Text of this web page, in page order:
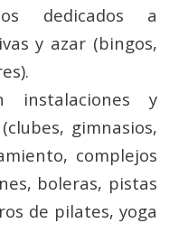
dedicados a
y azar (bingos,
instalaciones y
gimnasios,
complejos
boleras, pistas
de pilates, yoga